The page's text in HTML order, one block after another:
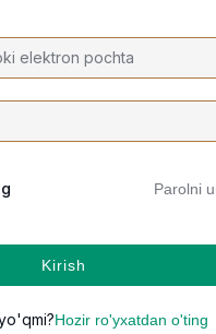
Parolni
Kirish
Hozir ro'yxatdan o'ting